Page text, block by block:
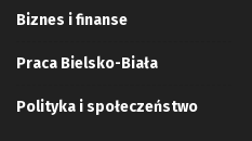
Biznes i finanse
Praca Bielsko-Biała
Polityka i społeczeństwo